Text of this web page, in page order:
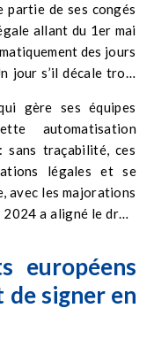
partie de ses congés
allant du 1er mai
des jours
jour s’il décale trois
fractionnement
dès
gère ses équipes
automatisation
traçabilité, ces
légales et se
avec les majorations
a aligné le droit
Les salariés
même en cas
accident du travail.
étrangers
européens
signer en